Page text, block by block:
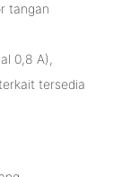
tangan
0,8 A),
tersedia